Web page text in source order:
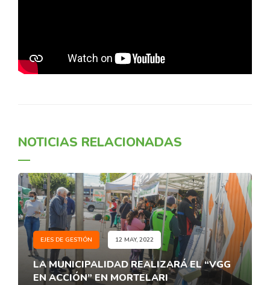
NOTICIAS RELACIONADAS
EJES DE GESTIÓN 12 MAY, 2022
LA MUNICIPALIDAD REALIZARÁ EL “VGG
EN ACCIÓN” EN MORTELARI